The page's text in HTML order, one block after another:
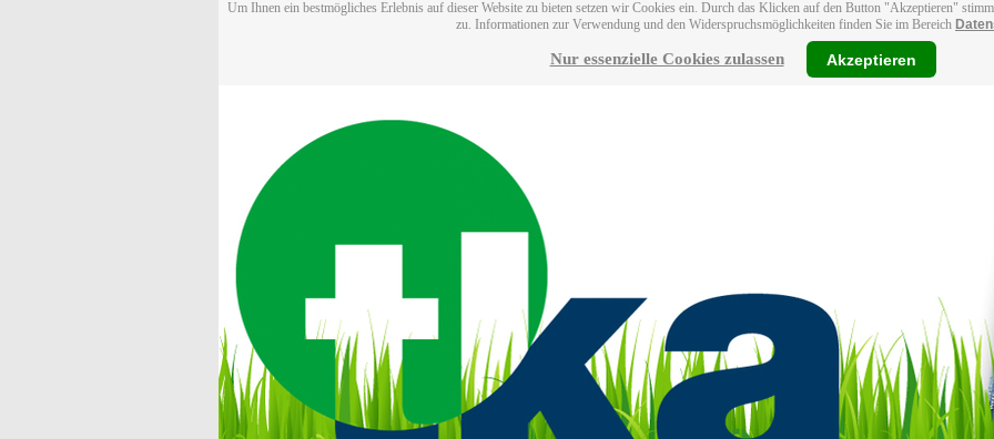
Um Ihnen ein bestmögliches Erlebnis auf dieser Website zu bieten setzen wir Cookies ein. Durch das Klicken auf den Button "Akzeptieren"
zu. Informationen zur Verwendung und den Widerspruchsmöglichkeiten finden Sie im Bereich
Nur essenzielle Cookies zulassen Akzeptieren